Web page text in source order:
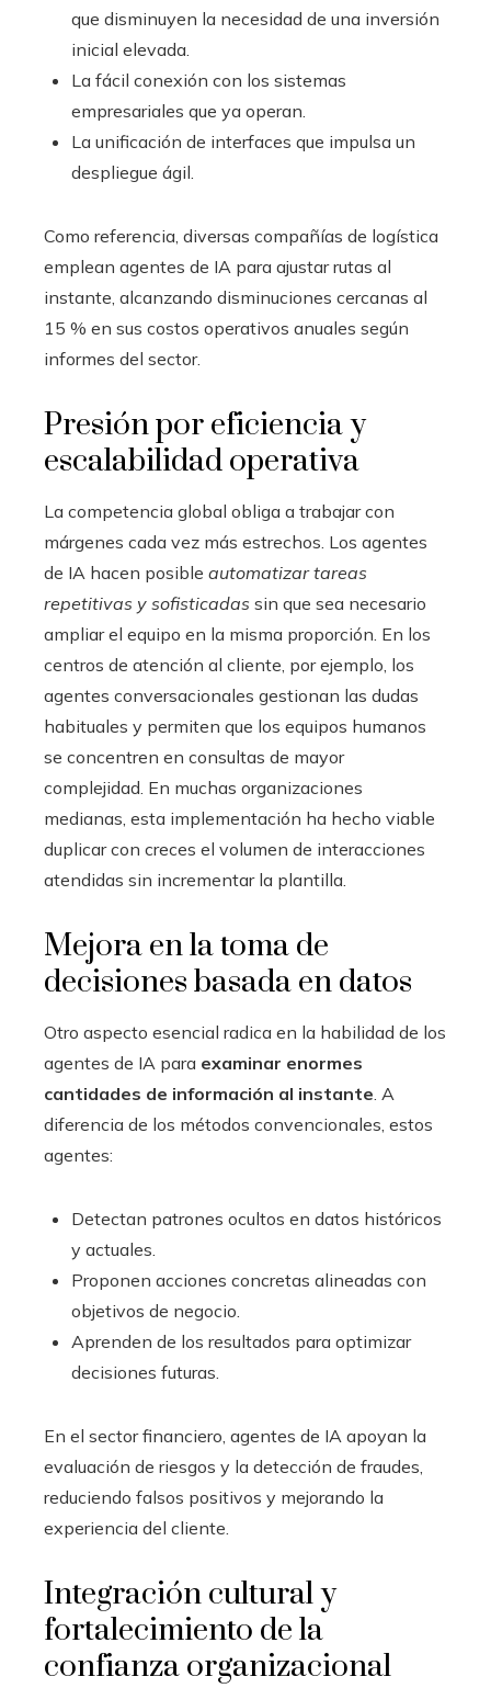
que disminuyen la necesidad de una inversión
inicial elevada.
La fácil conexión con los sistemas
empresariales que ya operan.
La unificación de interfaces que impulsa un
despliegue ágil.
Como referencia, diversas compañías de logística
emplean agentes de IA para ajustar rutas al
instante, alcanzando disminuciones cercanas al
15 % en sus costos operativos anuales según
informes del sector.
Presión por eficiencia y
escalabilidad operativa
La competencia global obliga a trabajar con
márgenes cada vez más estrechos. Los agentes
de IA hacen posible automatizar tareas
repetitivas y sofisticadas sin que sea necesario
ampliar el equipo en la misma proporción. En los
centros de atención al cliente, por ejemplo, los
agentes conversacionales gestionan las dudas
habituales y permiten que los equipos humanos
se concentren en consultas de mayor
complejidad. En muchas organizaciones
medianas, esta implementación ha hecho viable
duplicar con creces el volumen de interacciones
atendidas sin incrementar la plantilla.
Mejora en la toma de
decisiones basada en datos
Otro aspecto esencial radica en la habilidad de los
agentes de IA para examinar enormes
cantidades de información al instante. A
diferencia de los métodos convencionales, estos
agentes:
Detectan patrones ocultos en datos históricos
y actuales.
Proponen acciones concretas alineadas con
objetivos de negocio.
Aprenden de los resultados para optimizar
decisiones futuras.
En el sector financiero, agentes de IA apoyan la
evaluación de riesgos y la detección de fraudes,
reduciendo falsos positivos y mejorando la
experiencia del cliente.
Integración cultural y
fortalecimiento de la
confianza organizacional